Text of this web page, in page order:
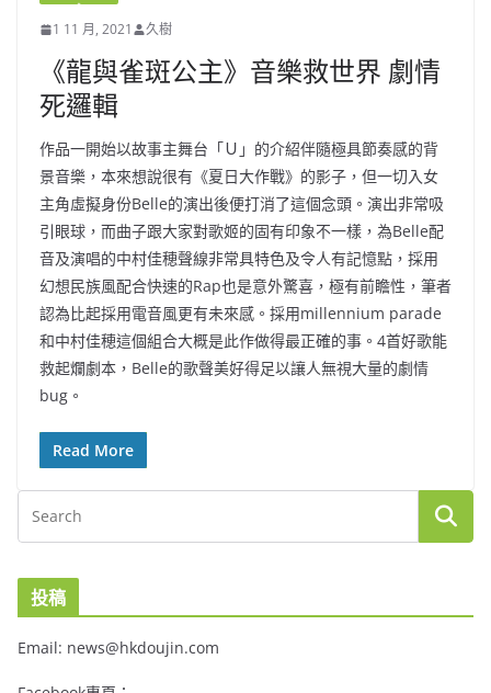
1 11 月, 2021 久樹
《龍與雀斑公主》音樂救世界 劇情
死邏輯
作品一開始以故事主舞台「Ｕ」的介紹伴隨極具節奏感的背
景音樂，本來想說很有《夏日大作戰》的影子，但一切入女
主角虛擬身份Belle的演出後便打消了這個念頭。演出非常吸
引眼球，而曲子跟大家對歌姬的固有印象不一樣，為Belle配
音及演唱的中村佳穂聲線非常具特色及令人有記憶點，採用
幻想民族風配合快速的Rap也是意外驚喜，極有前瞻性，筆者
認為比起採用電音風更有未來感。採用millennium parade
和中村佳穂這個組合大概是此作做得最正確的事。4首好歌能
救起爛劇本，Belle的歌聲美好得足以讓人無視大量的劇情
bug。
Read More
投稿
Email: news@hkdoujin.com